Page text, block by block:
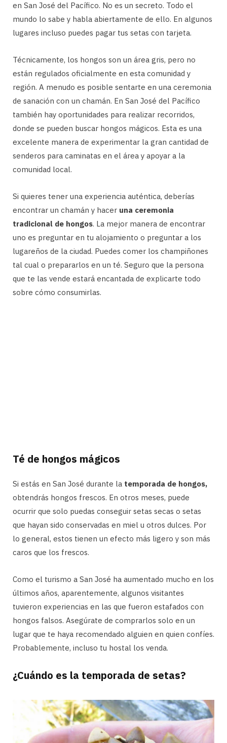
en San José del Pacífico. No es un secreto. Todo el
mundo lo sabe y habla abiertamente de ello. En algunos
lugares incluso puedes pagar tus setas con tarjeta.
Técnicamente, los hongos son un área gris, pero no
están regulados oficialmente en esta comunidad y
región. A menudo es posible sentarte en una ceremonia
de sanación con un chamán. En San José del Pacífico
también hay oportunidades para realizar recorridos,
donde se pueden buscar hongos mágicos. Esta es una
excelente manera de experimentar la gran cantidad de
senderos para caminatas en el área y apoyar a la
comunidad local.
Si quieres tener una experiencia auténtica, deberías
encontrar un chamán y hacer una ceremonia
tradicional de hongos. La mejor manera de encontrar
uno es preguntar en tu alojamiento o preguntar a los
lugareños de la ciudad. Puedes comer los champiñones
tal cual o prepararlos en un té. Seguro que la persona
que te las vende estará encantada de explicarte todo
sobre cómo consumirlas.
Té de hongos mágicos
Si estás en San José durante la temporada de hongos,
obtendrás hongos frescos. En otros meses, puede
ocurrir que solo puedas conseguir setas secas o setas
que hayan sido conservadas en miel u otros dulces. Por
lo general, estos tienen un efecto más ligero y son más
caros que los frescos.
Como el turismo a San José ha aumentado mucho en los
últimos años, aparentemente, algunos visitantes
tuvieron experiencias en las que fueron estafados con
hongos falsos. Asegúrate de comprarlos solo en un
lugar que te haya recomendado alguien en quien confíes.
Probablemente, incluso tu hostal los venda.
¿Cuándo es la temporada de setas?